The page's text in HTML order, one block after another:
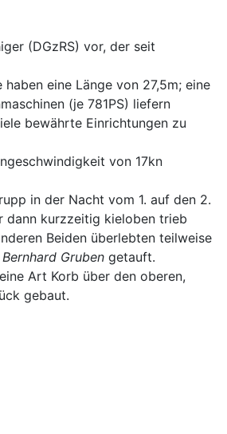
(DGzRS) vor, der seit
haben eine Länge von 27,5m; eine
(je 781PS) liefern
bewährte Einrichtungen zu
von 17kn
in der Nacht vom 1. auf den 2.
dann kurzzeitig kieloben trieb
Beiden überlebten teilweise
Bernhard Gruben getauft.
Art Korb über den oberen,
gebaut.